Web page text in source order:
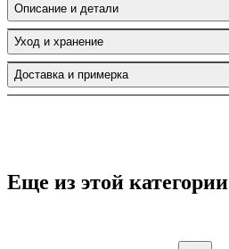
Описание и детали
Уход и хранение
Доставка и примерка
Еще из этой категории